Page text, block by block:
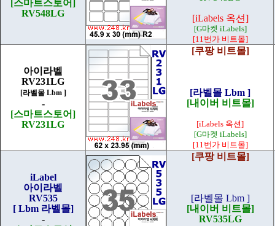
[스마트스토어]
RV548LG
[iLabels 옥션]
[G마켓 iLabels]
[11번가 비트몰]
아이라벨
RV231LG
[라벨몰 Lbm ]
-
[스마트스토어]
RV231LG
[쿠팡 비트몰]
[라벨몰 Lbm ]
[내이버 비트몰]
[iLabels 옥션]
[G마켓 iLabels]
[11번가 비트몰]
iLabel
아이라벨
RV535
[ Lbm 라벨몰]
-
[쿠팡 비트몰]
[라벨몰 Lbm ]
[내이버 비트몰]
RV535LG